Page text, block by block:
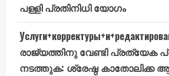
പള്ളി പ്രതിനിധി യോഗം
രാജ്യത്തിനു വേണ്ടി പ്രത്യേക
നടത്തുക: ശ്രേഷ്ഠ